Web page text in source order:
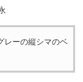
レーの縦シマのベ